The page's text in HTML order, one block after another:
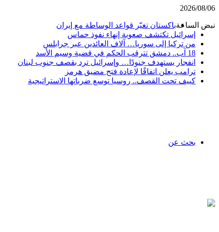
2026/08/06
نبض الساعةباكستان تغيّر قواعد الوساطة مع إيران
إسرائيل تكتشف صعوبة إنهاء نفوذ حماس
من تركيا إلى سوريا… آلاف العائدين عبر جرابلس
18 آب.. دمشق تترقب الحكم في قضية وسيم الأسد
انفجار يستهدف جنودًا… وإسرائيل ترد بقصف جنوب لبنان
ترامب يعلن اتفاقًا لإعادة فتح مضيق هرمز
كييف تحت القصف.. روسيا توسع ضرباتها الاستراتيجية
بحث عن